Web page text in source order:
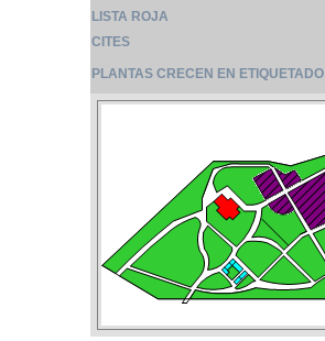
LISTA ROJA
CITES
PLANTAS CRECEN EN